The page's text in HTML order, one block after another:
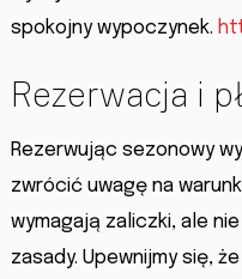
spokojny wypoczynek.
Rezerwacja i
Rezerwując sezonowy
zwrócić uwagę na
wymagają zaliczki, ale
zasady. Upewnijmy się,